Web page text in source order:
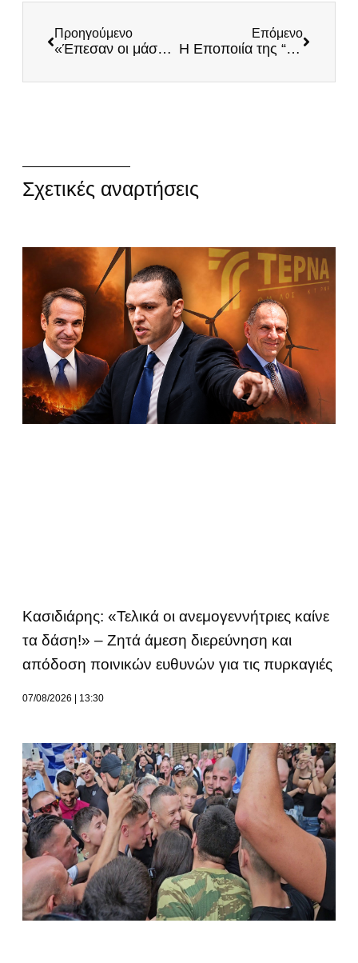
Προηγούμενο
«Έπεσαν οι μάσκες! Χτίζουν μουσουλμανοχώρια σε Έβρο και νησιά»
Επόμενο
Η Εποποιία της “Γραμμής Μεταξά” – Το Δεύτερο Μεγάλο “ΟΧΙ” των Ελλήνων
Σχετικές αναρτήσεις
Κασιδιάρης: «Τελικά οι ανεμογεννήτριες καίνε
τα δάση!» – Ζητά άμεση διερεύνηση και
απόδοση ποινικών ευθυνών για τις πυρκαγιές
07/08/2026 13:30